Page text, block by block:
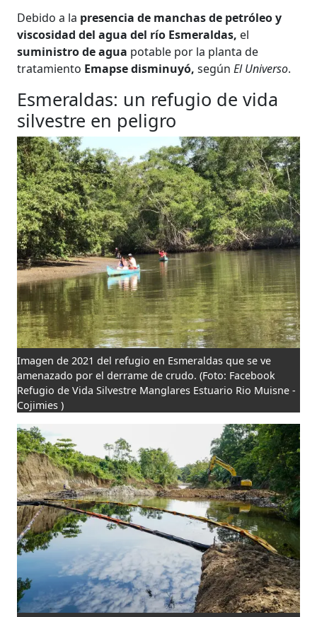
Debido a la presencia de manchas de petróleo y
viscosidad del agua del río Esmeraldas, el
suministro de agua potable por la planta de
tratamiento Emapsedisminuyó, segúnEl Universo.
Esmeraldas: un refugio de vida
silvestre en peligro
Imagen de 2021 del refugio en Esmeraldas que se ve
amenazado por el derrame de crudo.(Foto: Facebook
Refugio de Vida Silvestre Manglares Estuario Rio Muisne -
Cojimies )